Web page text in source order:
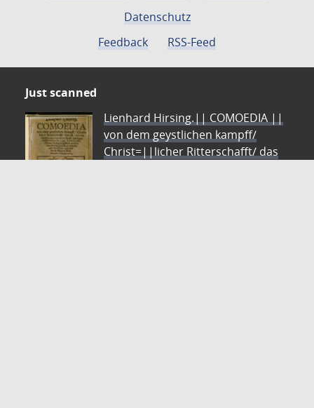
Datenschutz
Feedback
RSS-Feed
Just scanned
Lienhard Hirsing.|| COMOEDIA ||
von dem geystlichen kampff/
Christ=||licher Ritterschafft/ das